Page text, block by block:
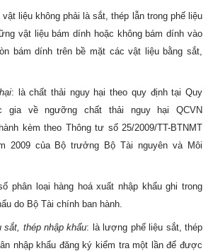
liệu không phải là sắt, thép lẫn trong phế liệu
vật liệu bám dính hoặc không bám dính vào
bám dính trên bề mặt các vật liệu bằng sắt,
: là chất thải nguy hại theo quy định tại Quy
gia về ngưỡng chất thải nguy hại QCVN
kèm theo Thông tư số 25/2009/TT-BTNMT
2009 của Bộ trưởng Bộ Tài nguyên và Môi
phân loại hàng hoá xuất nhập khẩu ghi trong
do Bộ Tài chính ban hành.
sắt, thép nhập khẩu: là lượng phế liệu sắt, thép
nhập khẩu đăng ký kiểm tra một lần để được